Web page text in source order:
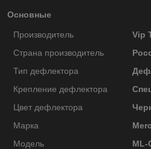
Основные
Производитель
Vip
Страна производитель
Тип дефлектора
Крепление дефлектора
Цвет дефлектора
Марка
Модель
ML-